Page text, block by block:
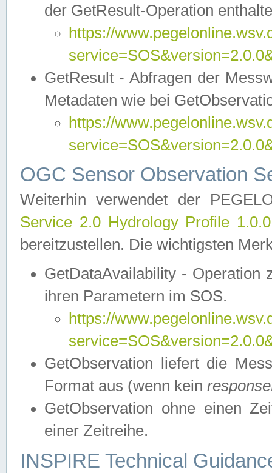
der GetResult-Operation
https://
GetResult - Abfragen der
Metadaten wie bei
https://
OGC Sensor Observation
Weiterhin verwendet der
Service 2.0 Hydrology Profile
bereitzustellen. Die wichtigsten
GetDataAvailability - Operation
ihren Parametern im SOS.
https://
GetObservation liefert die
Format aus (wenn kein
GetObservation ohne einen
einer Zeitreihe.
INSPIRE Technical